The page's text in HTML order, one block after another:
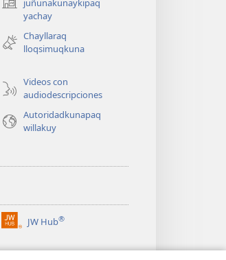
yachay
(abre
nueva
ventana)
Chayllaraq
lloqsimuqkuna
Videos con
audiodescripciones
Autoridadkunapaq
willakuy
JW Hub®
(abre
nueva